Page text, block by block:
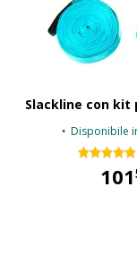
Slackline con
Disponibile
101